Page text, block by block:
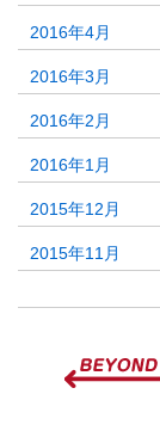
2016年4月
2016年3月
2016年2月
2016年1月
2015年12月
2015年11月